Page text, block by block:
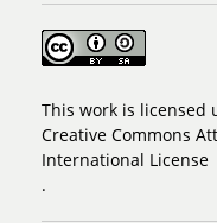
This work is licensed
Creative Commons
International License
.